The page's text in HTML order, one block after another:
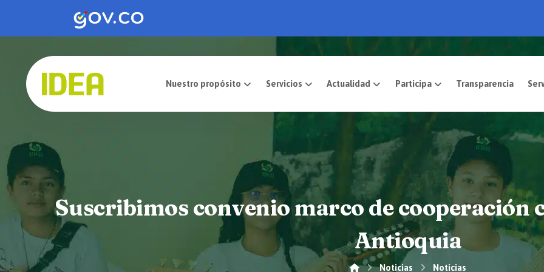
Suscribimos convenio marco de cooperación
Antioquia
Noticias Noticias